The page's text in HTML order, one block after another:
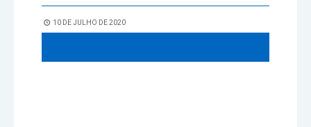
10 DE JULHO DE 2020